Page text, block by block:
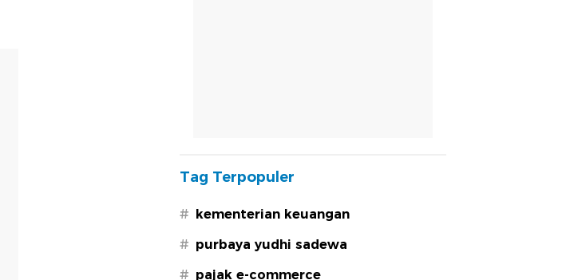
Tag Terpopuler
# kementerian keuangan
# purbaya yudhi sadewa
# pajak e-commerce